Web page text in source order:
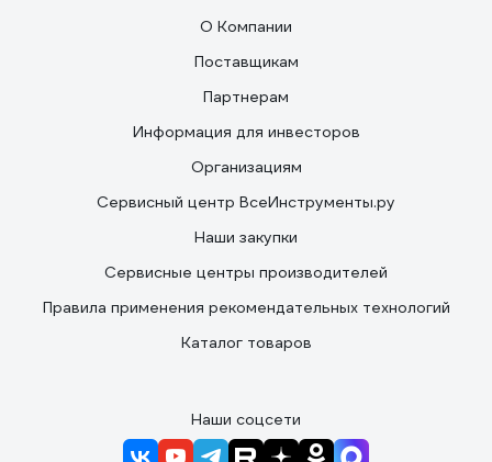
О Компании
Поставщикам
Партнерам
Информация для инвесторов
Организациям
Сервисный центр ВсеИнструменты.ру
Наши закупки
Сервисные центры производителей
Правила применения рекомендательных технологий
Каталог товаров
Наши соцсети